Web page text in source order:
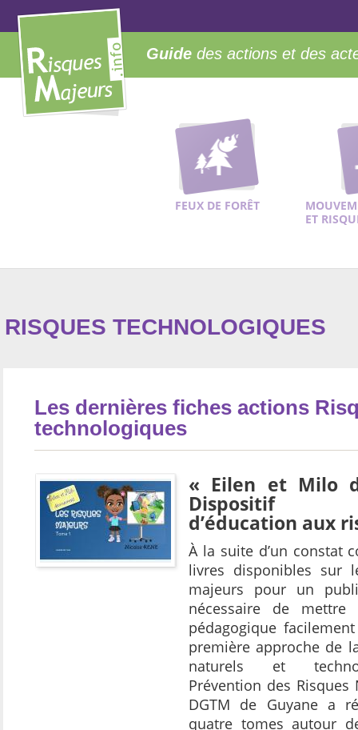
Guide des actions et des
FEUX DE FORÊT
ET
RISQUES TECHNOLOGIQUES
Les dernières fiches actions
technologiques
« Eilen et Milo
Dispositif
d’éducation aux
À la suite d’un constat
livres disponibles sur
majeurs pour un
nécessaire de
pédagogique
première approche de
naturels et
Prévention des Risques
DGTM de Guyane a
quatre tomes autour